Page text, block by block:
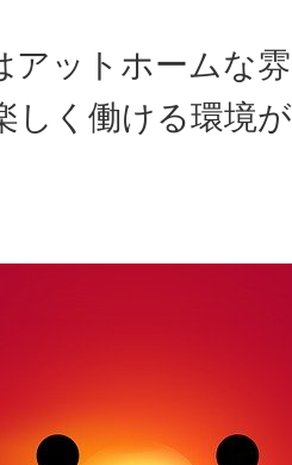
アットホームな
しく働ける環境